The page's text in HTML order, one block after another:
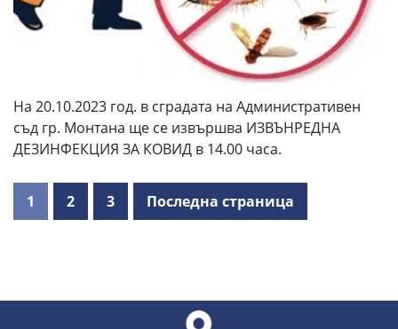
На 20.10.2023 год. в сградата на Административен
съд гр. Монтана ще се извършва ИЗВЪНРЕДНА
ДЕЗИНФЕКЦИЯ ЗА КОВИД в 14.00 часа.
1 2 3 Последна страница